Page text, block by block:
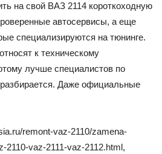
на свой ВАЗ 2114 короткоходную
автосервисы, а еще
специализируются на тюнинге.
к техническому
лучше специалистов по
Даже официальные
remont-vaz-2110/zamena-
2110-vaz-2111-vaz-2112.html,